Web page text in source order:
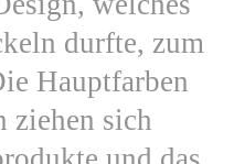
durfte, zum
Hauptfarben
ziehen sich